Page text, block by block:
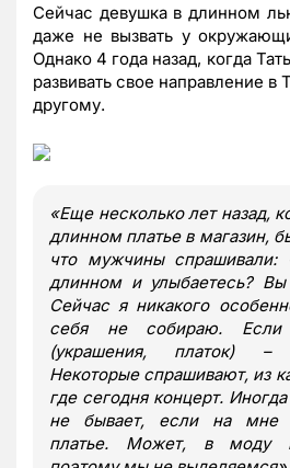
Сейчас девушка в длинном
даже не вызвать у
Однако 4 года назад, когда
развивать свое направление
другому.
«Еще несколько лет назад,
длинном платье в магазин,
что мужчины
длинном и улыбаетесь?
Сейчас я никакого
себя не собираю. Если
(украшения, платок) –
Некоторые спрашивают, из
где сегодня концерт.
не бывает, если на мне
платье. Может, в моду